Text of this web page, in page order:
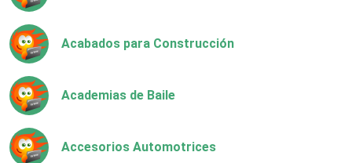
Acabados para Construcción
Academias de Baile
Accesorios Automotrices